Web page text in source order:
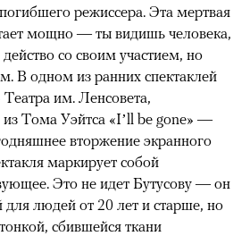
режиссера. Эта мертвая
мощно — ты видишь человека,
со своим участием, но
В одном из ранних спектаклей
им. Ленсовета,
из Тома Уэйтса «I’ll be gone» —
вторжение экранного
маркирует собой
Это не идет Бутусову — он
людей от 20 лет и старше, но
сбившейся ткани